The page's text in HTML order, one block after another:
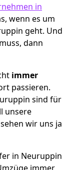
in
wenn es um
geht. Und
dann
immer
passieren.
sind für
unsere
wir uns ja
in Neuruppin